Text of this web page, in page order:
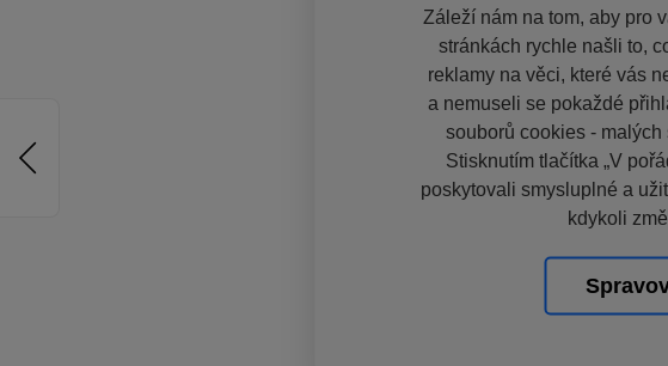
Záleží nám na tom, aby pro
stránkách rychle našli to,
reklamy na věci, které vás
a nemuseli se pokaždé
souborů cookies -
Stisknutím tlačítka „V
poskytovali smysluplné a
kdykoli